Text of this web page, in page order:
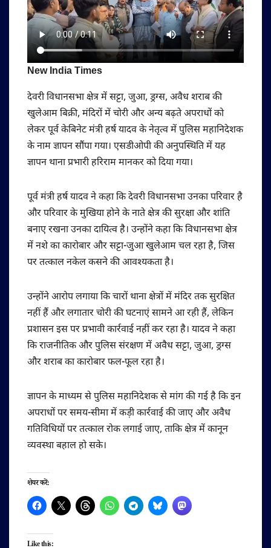
New India Times
देवरी विधानसभा क्षेत्र में सट्टा, जुआ, ड्रग्स, अवैध शराब की
खुलेआम बिक्री, मंदिरों में चोरी और अन्य बढ़ते अपराधों को
लेकर पूर्व केबिनेट मंत्री हर्ष यादव के नेतृत्व में पुलिस महानिदेशक
के नाम ज्ञापन सौंपा गया। एसडीओपी की अनुपस्थिति में यह
ज्ञापन थाना प्रभारी हरिराम मानकर को दिया गया।
पूर्व मंत्री हर्ष यादव ने कहा कि देवरी विधानसभा उनका परिवार है
और परिवार के मुखिया होने के नाते क्षेत्र की सुरक्षा और शांति
बनाए रखना उनका दायित्व है। उन्होंने कहा कि विधानसभा क्षेत्र
में नशे का कारोबार और सट्टा-जुआ खुलेआम चल रहा है, जिस
पर तत्काल नकेल कसने की आवश्यकता है।
उन्होंने आरोप लगाया कि चारों थाना क्षेत्रों में मंदिर तक सुरक्षित
नहीं हैं और लगातार चोरी की घटनाएं सामने आ रही हैं, लेकिन
प्रशासन इस पर प्रभावी कार्रवाई नहीं कर रहा है। यादव ने कहा
कि राजनीतिक और पुलिस संरक्षण में अवैध सट्टा, जुआ, ड्रग्स
और शराब का कारोबार फल-फूल रहा है।
ज्ञापन के माध्यम से पुलिस महानिदेशक से मांग की गई है कि इन
अपराधों पर समय-सीमा में कड़ी कार्रवाई की जाए और अवैध
गतिविधियों पर तत्काल रोक लगाई जाए, ताकि क्षेत्र में कानून
व्यवस्था बहाल हो सके।
शेयर करें:
Like this: